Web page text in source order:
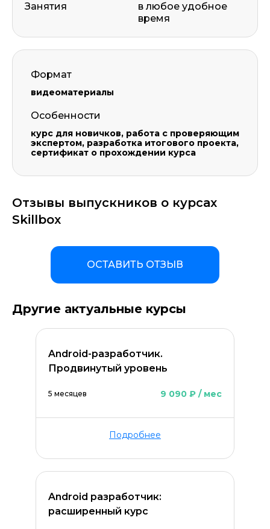
Занятия
в любое удобное
время
Формат
видеоматериалы
Особенности
курс для новичков, работа с проверяющим
экспертом, разработка итогового проекта,
сертификат о прохождении курса
Отзывы выпускников о курсах
Skillbox
ОСТАВИТЬ ОТЗЫВ
Другие актуальные курсы
Android-разработчик.
Продвинутый уровень
5 месяцев 9 090 ₽ / мес
Подробнее
Android разработчик:
расширенный курс
Оставить комментарий